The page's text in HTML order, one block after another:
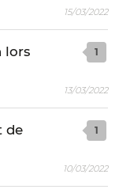
15/03/2022
lors
1
13/03/2022
de
1
10/03/2022